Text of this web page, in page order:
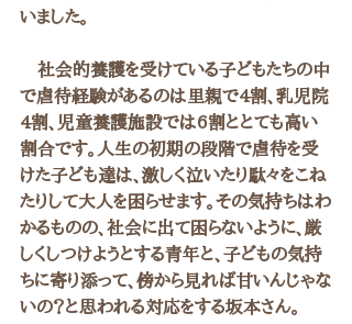
いました。
社会的養護を受けている子どもたちの中
で虐待経験があるのは里親で4割、乳児院
4割、児童養護施設では6割ととても高い
割合です。人生の初期の段階で虐待を受
けた子ども達は、激しく泣いたり駄々をこね
たりして大人を困らせます。その気持ちはわ
かるものの、社会に出て困らないように、厳
しくしつけようとする青年と、子どもの気持
ちに寄り添って、傍から見れば甘いんじゃな
いの？と思われる対応をする坂本さん。